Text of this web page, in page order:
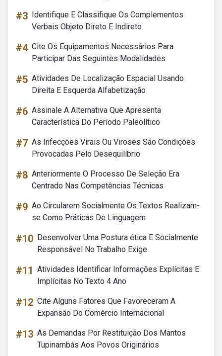
#3 Identifique E Classifique Os Complementos
Verbais Objeto Direto E Indireto
#4 Cite Os Equipamentos Necessários Para
Participar Das Seguintes Modalidades
#5 Atividades De Localização Espacial Usando
Direita E Esquerda Alfabetização
#6 Assinale A Alternativa Que Apresenta
Característica Do Período Paleolítico
#7 As Infecções Virais Ou Viroses São Condições
Provocadas Pelo Desequilíbrio
#8 Anteriormente O Processo De Seleção Era
Centrado Nas Competências Técnicas
#9 Ao Circularem Socialmente Os Textos Realizam-
se Como Práticas De Linguagem
#10 Desenvolver Uma Postura ética E Socialmente
Responsável No Trabalho Exige
#11 Atividades Identificar Informações Explícitas E
Implícitas No Texto 4 Ano
#12 Cite Alguns Fatores Que Favoreceram A
Expansão Do Comércio Internacional
#13 As Demandas Por Restituição Dos Mantos
Tupinambás Aos Povos Originários